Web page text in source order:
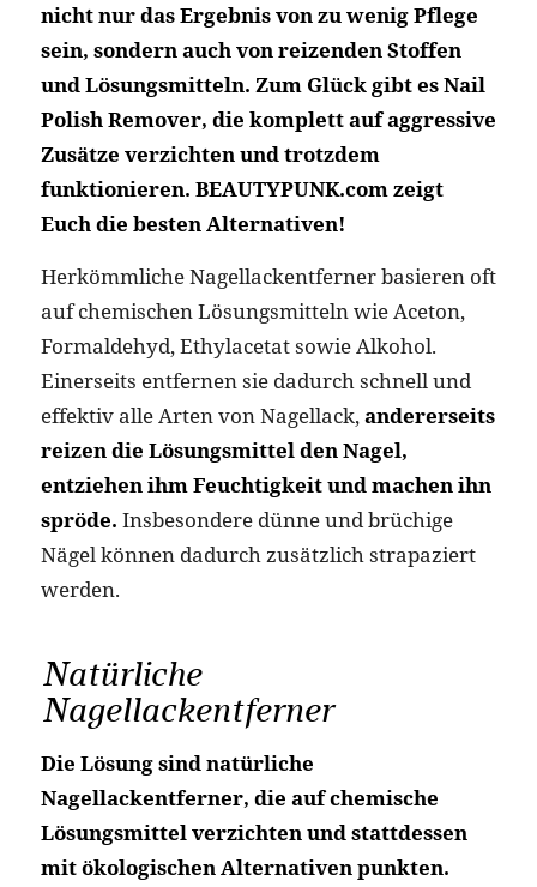
nicht nur das Ergebnis von zu wenig Pflege
sein, sondern auch von reizenden Stoffen
und Lösungsmitteln. Zum Glück gibt es Nail
Polish Remover, die komplett auf aggressive
Zusätze verzichten und trotzdem
funktionieren. BEAUTYPUNK.com zeigt
Euch die besten Alternativen!
Herkömmliche Nagellackentferner basieren oft
auf chemischen Lösungsmitteln wie Aceton,
Formaldehyd, Ethylacetat sowie Alkohol.
Einerseits entfernen sie dadurch schnell und
effektiv alle Arten von Nagellack,andererseits
reizen die Lösungsmittel den Nagel,
entziehen ihm Feuchtigkeit und machen ihn
spröde. Insbesondere dünne und brüchige
Nägel können dadurch zusätzlich strapaziert
werden.
Natürliche
Nagellackentferner
Die Lösung sind natürliche
Nagellackentferner, die auf chemische
Lösungsmittel verzichten und stattdessen
mit ökologischen Alternativen punkten.